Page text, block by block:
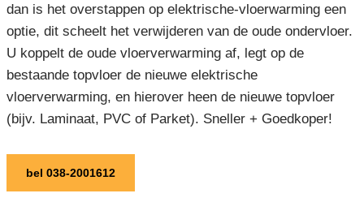
dan is het overstappen op elektrische-vloerwarming een
optie, dit scheelt het verwijderen van de oude ondervloer.
U koppelt de oude vloerverwarming af, legt op de
bestaande topvloer de nieuwe elektrische
vloerverwarming, en hierover heen de nieuwe topvloer
(bijv. Laminaat, PVC of Parket). Sneller + Goedkoper!
bel 038-2001612